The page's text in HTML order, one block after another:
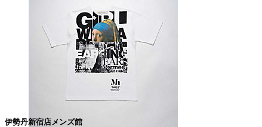
伊勢丹新宿店メンズ館